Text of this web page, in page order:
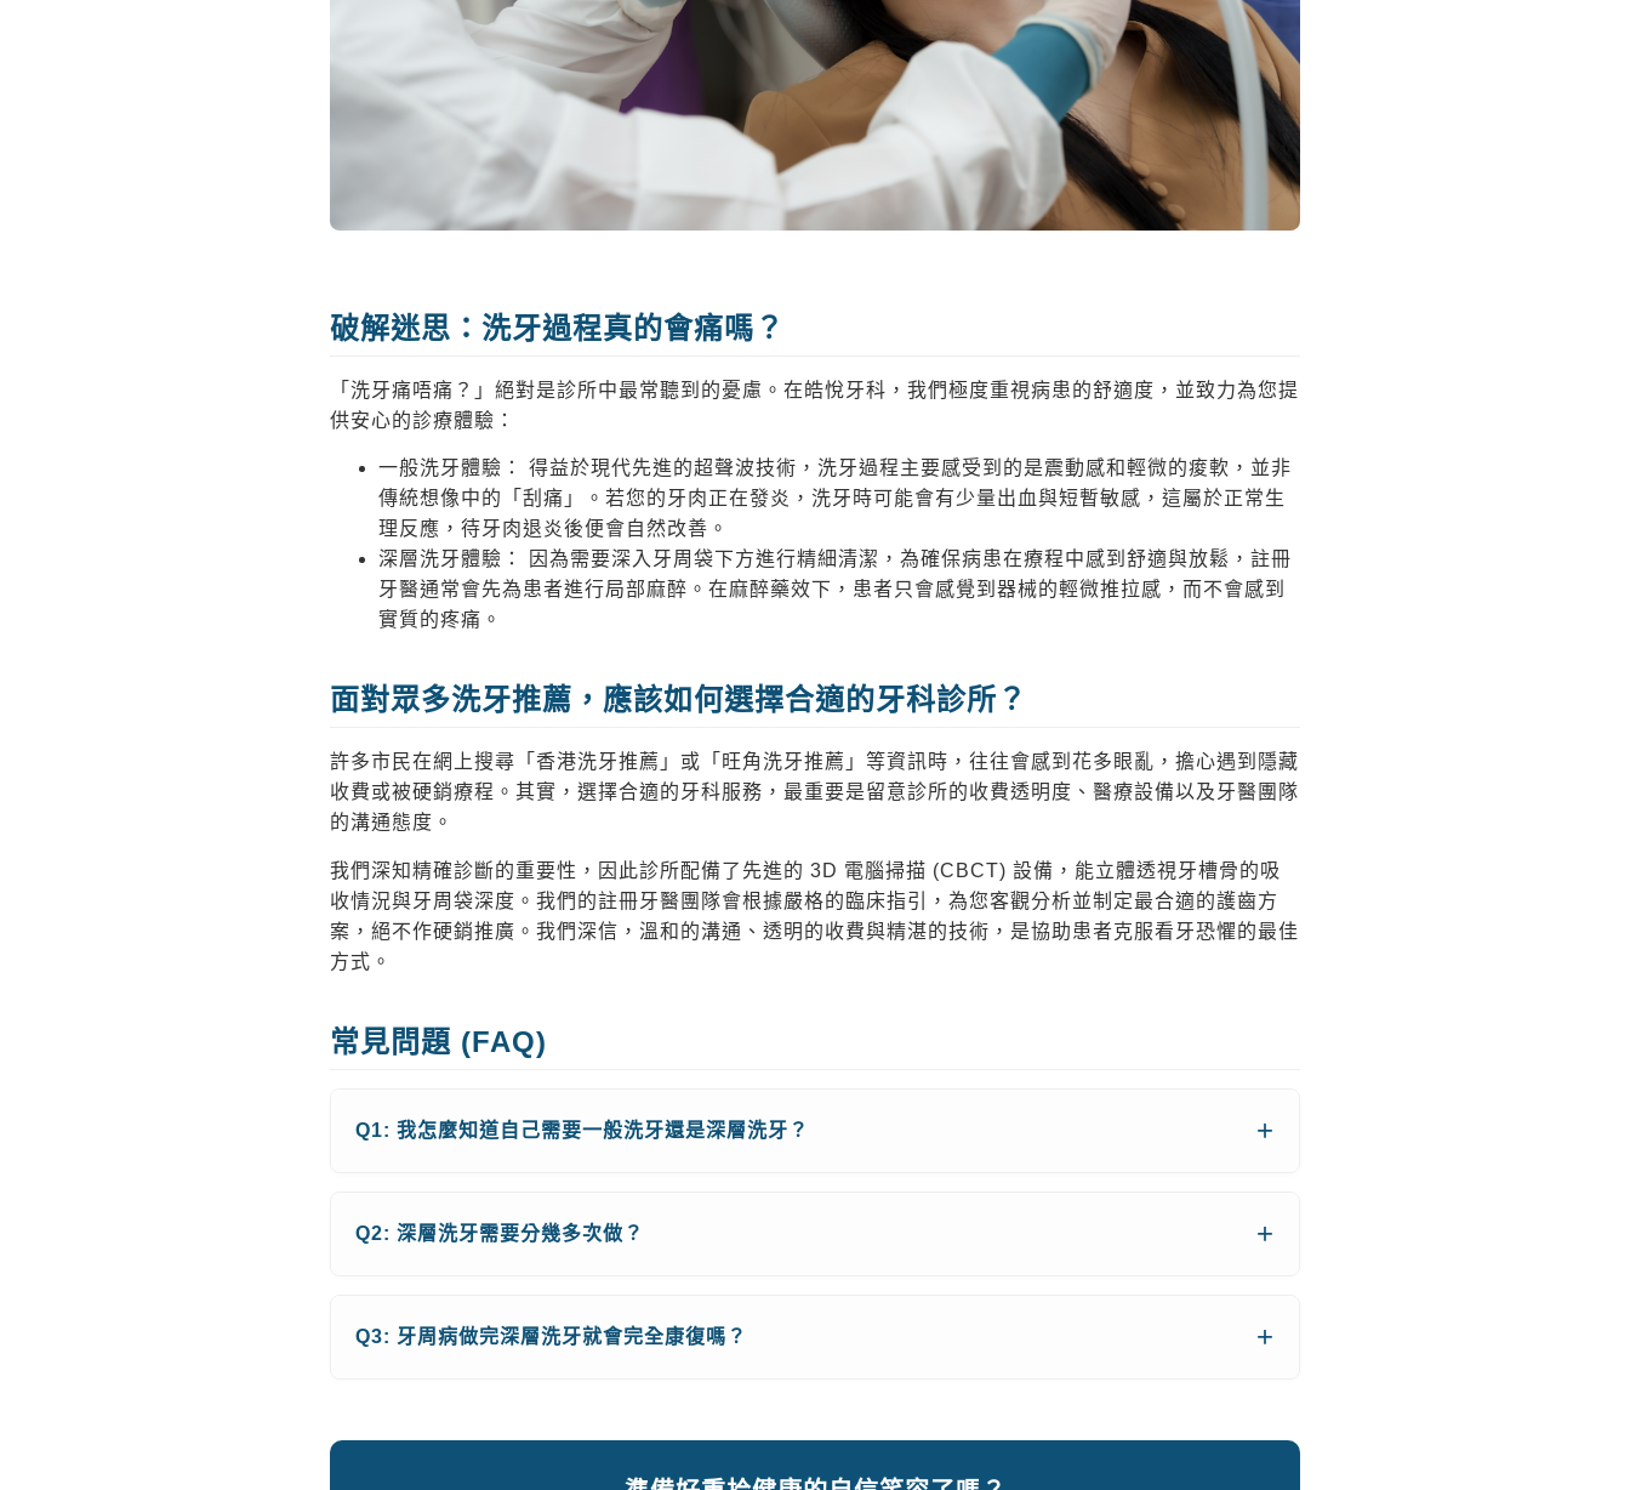
破解迷思：洗牙過程真的會痛嗎？
「洗牙痛唔痛？」絕對是診所中最常聽到的憂慮。在皓悅牙科，我們極度重視病患的舒適度，並致力為您提
供安心的診療體驗：
一般洗牙體驗：
得益於現代先進的超聲波技術，洗牙過程主要感受到的是震動感和輕微的痠軟，並非
傳統想像中的「刮痛」。若您的牙肉正在發炎，洗牙時可能會有少量出血與短暫敏感，這屬於正常生
理反應，待牙肉退炎後便會自然改善。
深層洗牙體驗：
因為需要深入牙周袋下方進行精細清潔，為確保病患在療程中感到舒適與放鬆，註冊
牙醫通常會先為患者進行局部麻醉。在麻醉藥效下，患者只會感覺到器械的輕微推拉感，而不會感到
實質的疼痛。
面對眾多洗牙推薦，應該如何選擇合適的牙科診所？
許多市民在網上搜尋「 香港洗牙推薦 」或「 旺角洗牙推薦 」等資訊時，往往會感到花多眼亂，擔心遇到隱藏
收費或被硬銷療程。其實，選擇合適的牙科服務，最重要是留意診所的收費透明度、醫療設備以及牙醫團隊
的溝通態度。
我們深知精確診斷的重要性，因此診所配備了先進的 3D 電腦掃描 (CBCT) 設備，能立體透視牙槽骨的吸
收情況與牙周袋深度。我們的註冊牙醫團隊會根據嚴格的臨床指引，為您客觀分析並制定最合適的護齒方
案，絕不作硬銷推廣。我們深信，溫和的溝通、透明的收費與精湛的技術，是協助患者克服看牙恐懼的最佳
方式。
常見問題 (FAQ)
Q1: 我怎麼知道自己需要一般洗牙還是深層洗牙？
Q2: 深層洗牙需要分幾多次做？
Q3: 牙周病做完深層洗牙就會完全康復嗎？